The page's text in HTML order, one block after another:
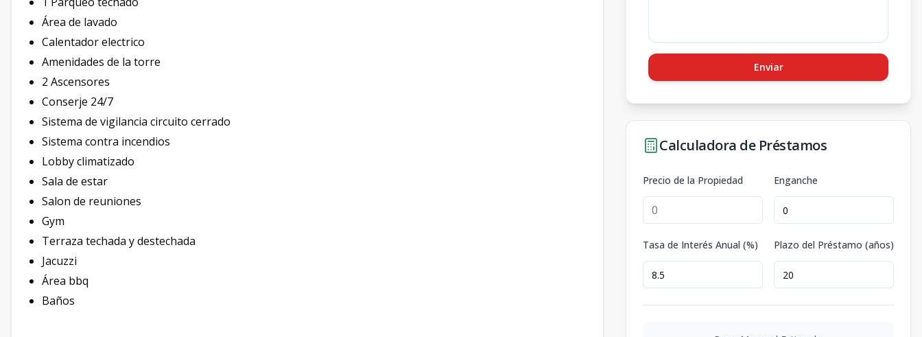
Área de lavado
Calentador electrico
Amenidades de la torre
2 Ascensores
Conserje 24/7
Sistema de vigilancia circuito cerrado
Sistema contra incendios
Lobby climatizado
Sala de estar
Salon de reuniones
Gym
Terraza techada y destechada
Jacuzzi
Área bbq
Baños
Enviar
Calculadora de Préstamos
Precio de la Propiedad Enganche
Tasa de Interés Anual (%) Plazo del Préstamo (años)